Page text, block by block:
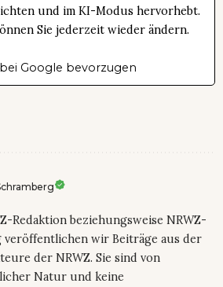
und im KI-Modus hervorhebt.
Sie jederzeit wieder ändern.
Google bevorzugen
Redaktion beziehungsweise NRWZ-
veröffentlichen wir Beiträge aus der
der NRWZ. Sie sind von
Natur und keine